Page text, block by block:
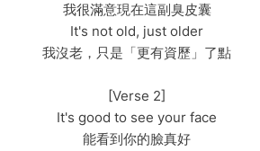
我很滿意現在這副臭皮囊
It's not old, just older
我沒老，只是「更有資歷」了點
[Verse 2]
It's good to see your face
能看到你的臉真好